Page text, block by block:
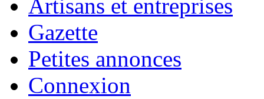
Artisans et entreprises
Gazette
Petites annonces
Connexion